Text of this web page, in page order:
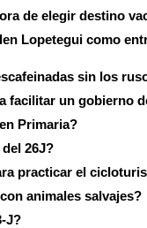
de elegir destino
Lopetegui como
sin los
facilitar un gobierno
Primaria?
26J?
practicar el
animales salvajes?
J?